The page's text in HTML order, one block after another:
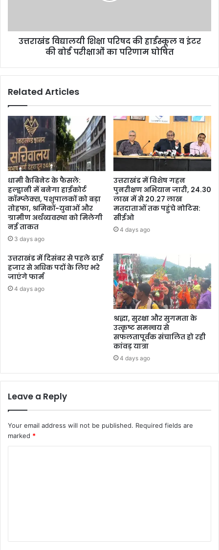
उत्तराखंड विद्यालयी शिक्षा परिषद की हाईस्कूल व इंटर
की बोर्ड परीक्षाओं का परिणाम घोषित
Related Articles
धामी कैबिनेट के फैसले:
हल्द्वानी में बनेगा हाईकोर्ट
कॉम्प्लेक्स, पशुपालकों को बड़ा
तोहफा, श्रमिकों-युवाओं और
ग्रामीण अर्थव्यवस्था को मिलेगी
नई ताकत
3 days ago
उत्तराखंड में विशेष गहन
पुनरीक्षण अभियान जारी, 24.30
लाख में से 20.27 लाख
मतदाताओं तक पहुंचे नोटिस:
सीईओ
4 days ago
उत्तराखंड में दिसंबर से पहले ढाई
हजार से अधिक पदों के लिए भरे
जाएंगे फार्म
4 days ago
श्रद्धा, सुरक्षा और सुगमता के
उत्कृष्ट समन्वय से
सफलतापूर्वक संचालित हो रही
कांवड़ यात्रा
4 days ago
Leave a Reply
Your email address will not be published. Required fields are
marked *
t